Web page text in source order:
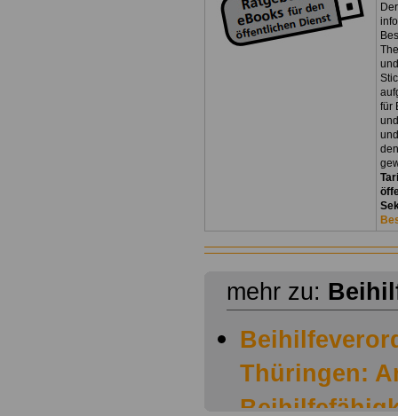
für
mehr zu:
Thüringen: